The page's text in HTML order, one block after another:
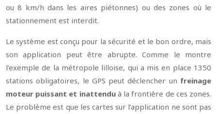
ou 8 km/h dans les aires piétonnes) ou des zones où le
stationnement est interdit.
Le système est conçu pour la sécurité et le bon ordre, mais
son application peut être abrupte. Comme le montre
l’exemple de la métropole lilloise, qui a mis en place 1350
stations obligatoires, le GPS peut déclencher un freinage
moteur puissant et inattenduà la frontière de ces zones.
Le problème est que les cartes sur l’application ne sont pas